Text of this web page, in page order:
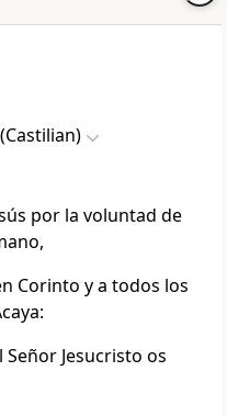
por la voluntad de
Corinto y a todos los
Jesucristo os